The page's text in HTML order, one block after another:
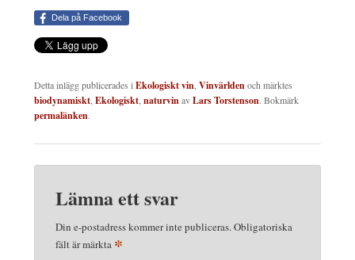
Dela på Facebook
Detta inlägg publicerades i Ekologiskt vin Vinvärldenoch märktes
biodynamiskt Ekologiskt naturvinavLars Torstenson. Bokmärk
permalänken.
Lämna ett svar
Din e-postadress kommer inte publiceras.Obligatoriska
fält är märkta *